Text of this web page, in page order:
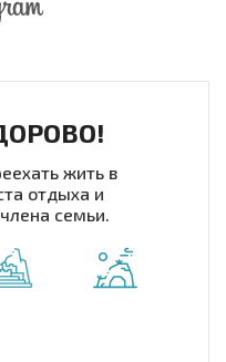
жить в
отдыха и
семьи.